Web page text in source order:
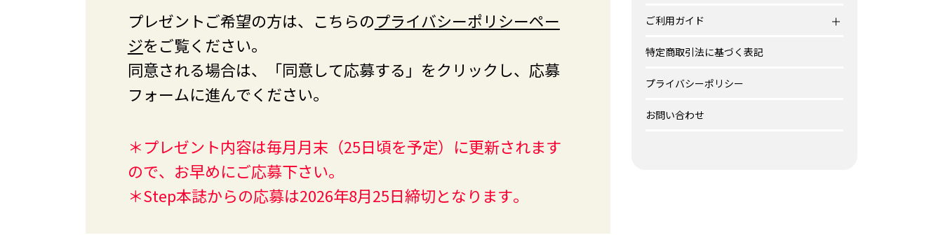
プレゼントご希望の方は、こちらのプライバシーポリシーペー
ジをご覧ください。
同意される場合は、「同意して応募する」をクリックし、応募
フォームに進んでください。
＊プレゼント内容は毎月月末（25日頃を予定）に更新されます
ので、お早めにご応募下さい。
＊Step本誌からの応募は2026年8月25日締切となります。
ご利用ガイド
特定商取引法に基づく表記
プライバシーポリシー
お問い合わせ